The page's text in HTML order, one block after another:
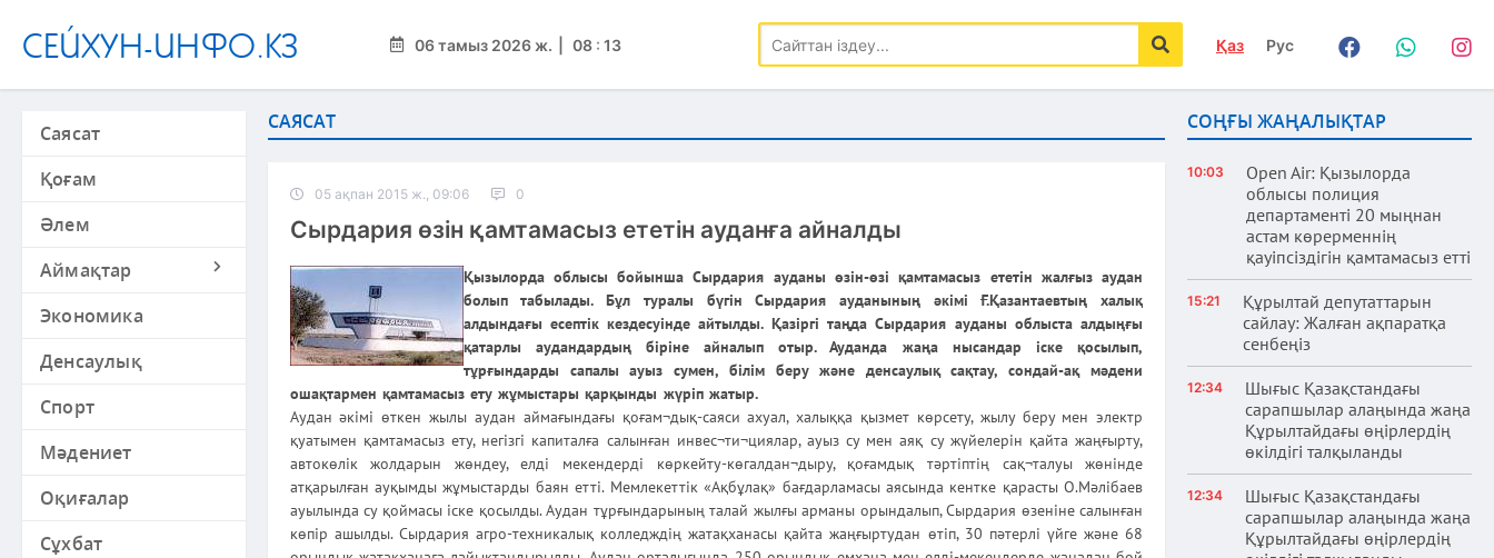
СЕЙХУН-ИНФО.КЗ 06 тамыз 2026 ж. 08 : 13
іздеу
Қаз
Рус
Саясат
Қоғам
Әлем
Аймақтар
Экономика
Денсаулық
Спорт
Мәдениет
Оқиғалар
Сұхбат
САЯСАТ
05 ақпан 2015 ж., 09:06 0
Сырдария өзін қамтамасыз ететін ауданға айналды
Қызылорда облысы бойынша Сырдария ауданы өзін-өзі қамтамасыз ететін жалғыз аудан
болып табылады. Бұл туралы бүгін Сырдария ауданының әкімі Ғ.Қазантаевтың халық
алдындағы есептік кездесуінде айтылды. Қазіргі таңда Сырдария ауданы облыста алдыңғы
қатарлы аудандардың біріне айналып отыр. Ауданда жаңа нысандар іске қосылып,
тұрғындарды сапалы ауыз сумен, білім беру және денсаулық сақтау, сондай-ақ мәдени
ошақтармен қамтамасыз ету жұмыстары қарқынды жүріп жатыр.
Аудан әкімі өткен жылы аудан аймағындағы қоғам¬дық-саяси ахуал, халыққа қызмет көрсету, жылу беру мен электр
қуатымен қамтамасыз ету, негізгі капиталға салынған инвес¬ти¬циялар, ауыз су мен аяқ су жүйелерін қайта жаңғырту,
автокөлік жолдарын жөндеу, елді мекендерді көркейту-көгалдан¬дыру, қоғамдық тәртіптің сақ¬талуы жөнінде
атқарылған ауқымды жұмыстарды баян етті. Мемлекеттік «Ақбұлақ» бағдарламасы аясында кентке қарасты О.Мәлібаев
ауылында су қоймасы іске қосылды. Аудан тұрғындарының талай жылғы арманы орындалып, Сырдария өзеніне салынған
көпір ашылды. Сырдария агро-техникалық колледждің жатақханасы қайта жаңғыртудан өтіп, 30 пәтерлі үйге және 68
СОҢҒЫ ЖАҢАЛЫҚТАР
10:03
Open Air: Қызылорда
облысы полиция
департаменті 20 мыңнан
астам көрерменнің
қауіпсіздігін қамтамасыз етті
15:21
Құрылтай депутаттарын
сайлау: Жалған ақпаратқа
сенбеңіз
12:34
Шығыс Қазақстандағы
сарапшылар алаңында жаңа
Құрылтайдағы өңірлердің
өкілдігі талқыланды
12:34
Шығыс Қазақстандағы
сарапшылар алаңында жаңа
Құрылтайдағы өңірлердің